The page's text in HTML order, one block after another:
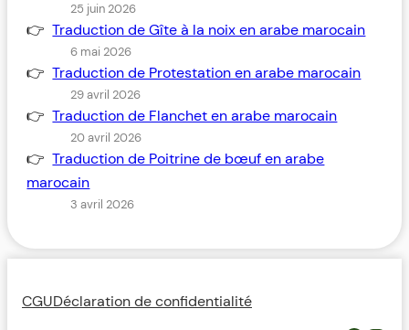
25 juin 2026
Traduction de Gîte à la noix en arabe marocain
6 mai 2026
Traduction de Protestation en arabe marocain
29 avril 2026
Traduction de Flanchet en arabe marocain
20 avril 2026
Traduction de Poitrine de bœuf en arabe
marocain
3 avril 2026
CGUDéclaration de confidentialité